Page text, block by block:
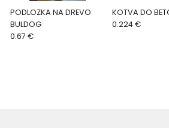
PODLOZKA NA DREVO
BULDOG
0.67 €
KOTVA DO
0.224 €